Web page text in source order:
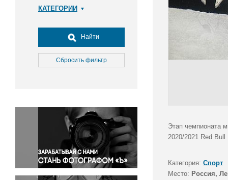
КАТЕГОРИИ
Досуг, туризм и отдых
Культура
Медицина
Окружающая среда
Политика
Правосудие
Происшествия и конфликты
Религия
Светская жизнь
Найти
Сбросить фильтр
Этап чемпионата
2020/2021 Red
Категория: Спорт
Место: Россия,